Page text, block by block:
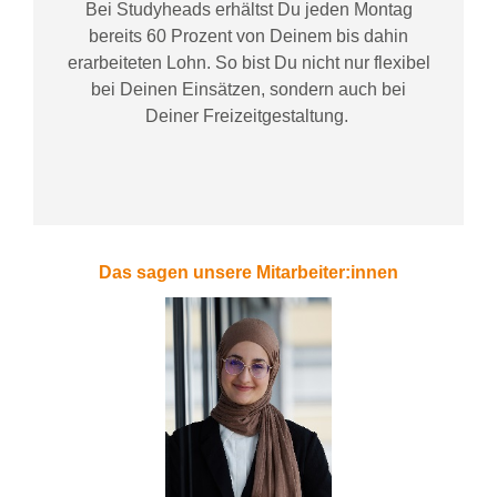
Bei Studyheadserhältst Du jeden Montag
bereits 60 Prozent von Deinem bis dahin
erarbeiteten Lohn. So bist Du nicht nur flexibel
bei Deinen Einsätzen, sondern auch bei
DeinerFreizeitgestaltung.
Das sagen unsere Mitarbeiter:innen